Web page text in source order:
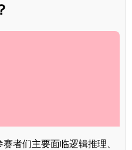
者们主要面临逻辑推理、